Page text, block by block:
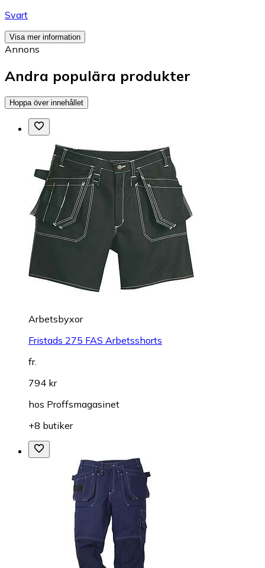
Svart
Visa mer information
Annons
Andra populära produkter
Hoppa över innehållet
Arbetsbyxor
Fristads 275 FAS Arbetsshorts
fr.
794 kr
hos Proffsmagasinet
+8 butiker